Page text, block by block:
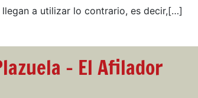
a utilizar lo contrario, es decir,[…]
- El Afilador